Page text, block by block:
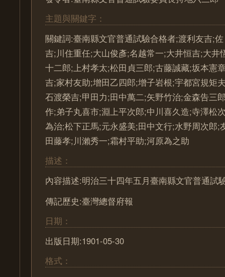
主題與關鍵字：
關鍵詞:臺南縣文官普通試驗合格者;渡利友吉;
吉;川住重任;大山俊彥;名越常一;大井恒吉;大井
十二郎;上村孝太;松田貞三郎;古藤誠藏;坂本憲
吉;家村友助;增田乙四郎;增子岩根;宇都宮規矩
石渡榮吉;甲田力;田中萬二;矢野竹治;金森告三
作;弟子丸喜市;淵上平次郎;中川喜久造;寺澤松
為治;松下正馬;元永盛美;田中文行;水野周次郎;
田藤孝;川瀨秀一;霜村平助;河原為之助
描述：
內容描述:明治三十四年五月臺南縣文官普通試
傳記歷史:臺灣總督府報
日期：
出版日期:1901-05-30
格式：